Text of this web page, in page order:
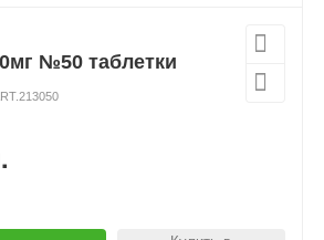
№50 таблетки